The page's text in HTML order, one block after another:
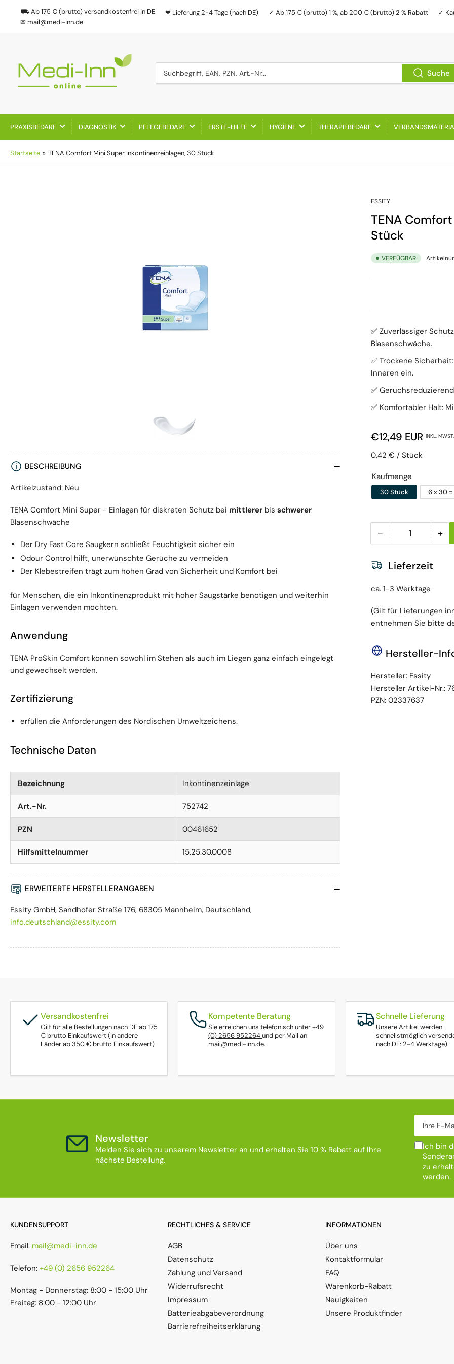
⛟ Ab 175 € (brutto) versandkostenfrei in DE ❤ Lieferung 2-4 Tage (nach DE) ✓ Ab 175 € (brutto) 1 %, ab 200 € (brutto) 2 % Rabatt ✓
✉ mail@medi-inn.de
Suche
PRAXISBEDARF DIAGNOSTIK PFLEGEBEDARF ERSTE-HILFE HYGIENE THERAPIEBEDARF
Startseite » TENA Comfort Mini Super Inkontinenzeinlagen, 30 Stück
ESSITY
TENA
Stück
VERFÜGBAR
✅ Zuverlässiger
Blasenschwäche.
✅ Trockene
Inneren ein.
✅
✅ Komfortabler Halt:
Normaler Preis
€12,49 EUR INKL.
Preis pro Einheit
0,42 € / pro
Stück
Kaufmenge
30 Stück 6 x 30
− Menge
Menge +
Lieferzeit
ca. 1-3 Werktage
(Gilt für Lieferungen
entnehmen Sie bitte
Hersteller-
Hersteller: Essity
Hersteller Artikel-Nr.:
PZN: 02337637
BESCHREIBUNG
Artikelzustand: Neu
TENA Comfort Mini Super - Einlagen für diskreten Schutz bei mittlerer bis schwerer
Blasenschwäche
Der Dry Fast Core Saugkern schließt Feuchtigkeit sicher ein
Odour Control hilft, unerwünschte Gerüche zu vermeiden
Der Klebestreifen trägt zum hohen Grad von Sicherheit und Komfort bei
für Menschen, die ein Inkontinenzprodukt mit hoher Saugstärke benötigen und weiterhin
Einlagen verwenden möchten.
Anwendung
TENA ProSkin Comfort können sowohl im Stehen als auch im Liegen ganz einfach eingelegt
und gewechselt werden.
Zertifizierung
erfüllen die Anforderungen des Nordischen Umweltzeichens.
Technische Daten
Bezeichnung Inkontinenzeinlage
Art.-Nr. 752742
PZN 00461652
Hilfsmittelnummer 15.25.30.0008
ERWEITERTE HERSTELLERANGABEN
Essity GmbH, Sandhofer Straße 176, 68305 Mannheim, Deutschland,
info.deutschland@essity.com
Versandkostenfrei
Gilt für alle Bestellungen nach DE ab 175
€ brutto Einkaufswert (in andere
Länder ab 350 € brutto Einkaufswert)
Kompetente Beratung
Sie erreichen uns telefonisch unter+49
(0) 2656 952264und per Mail an
mail@medi-inn.de.
Schnelle Lieferung
Unsere Artikel werden
schnellstmöglich
nach DE: 2-4 Werktage).
Newsletter
Melden Sie sich zu unserem Newsletter an und erhalten Sie 10 % Rabatt auf Ihre
nächste Bestellung.
Ich bin
zu
werden.
KUNDENSUPPORT
Email: mail@medi-inn.de
Telefon: +49 (0) 2656 952264
Montag - Donnerstag: 8:00 - 15:00 Uhr
Freitag: 8:00 - 12:00 Uhr
RECHTLICHES & SERVICE
AGB
Datenschutz
Zahlung und Versand
Widerrufsrecht
Impressum
Batterieabgabeverordnung
Barrierefreiheitserklärung
INFORMATIONEN
Über uns
Kontaktformular
FAQ
Warenkorb-Rabatt
Neuigkeiten
Unsere Produktfinder